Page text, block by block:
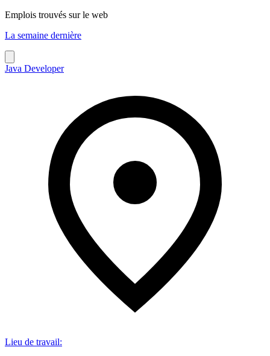
Emplois trouvés sur le web
La semaine dernière
Java Developer
Lieu de travail: